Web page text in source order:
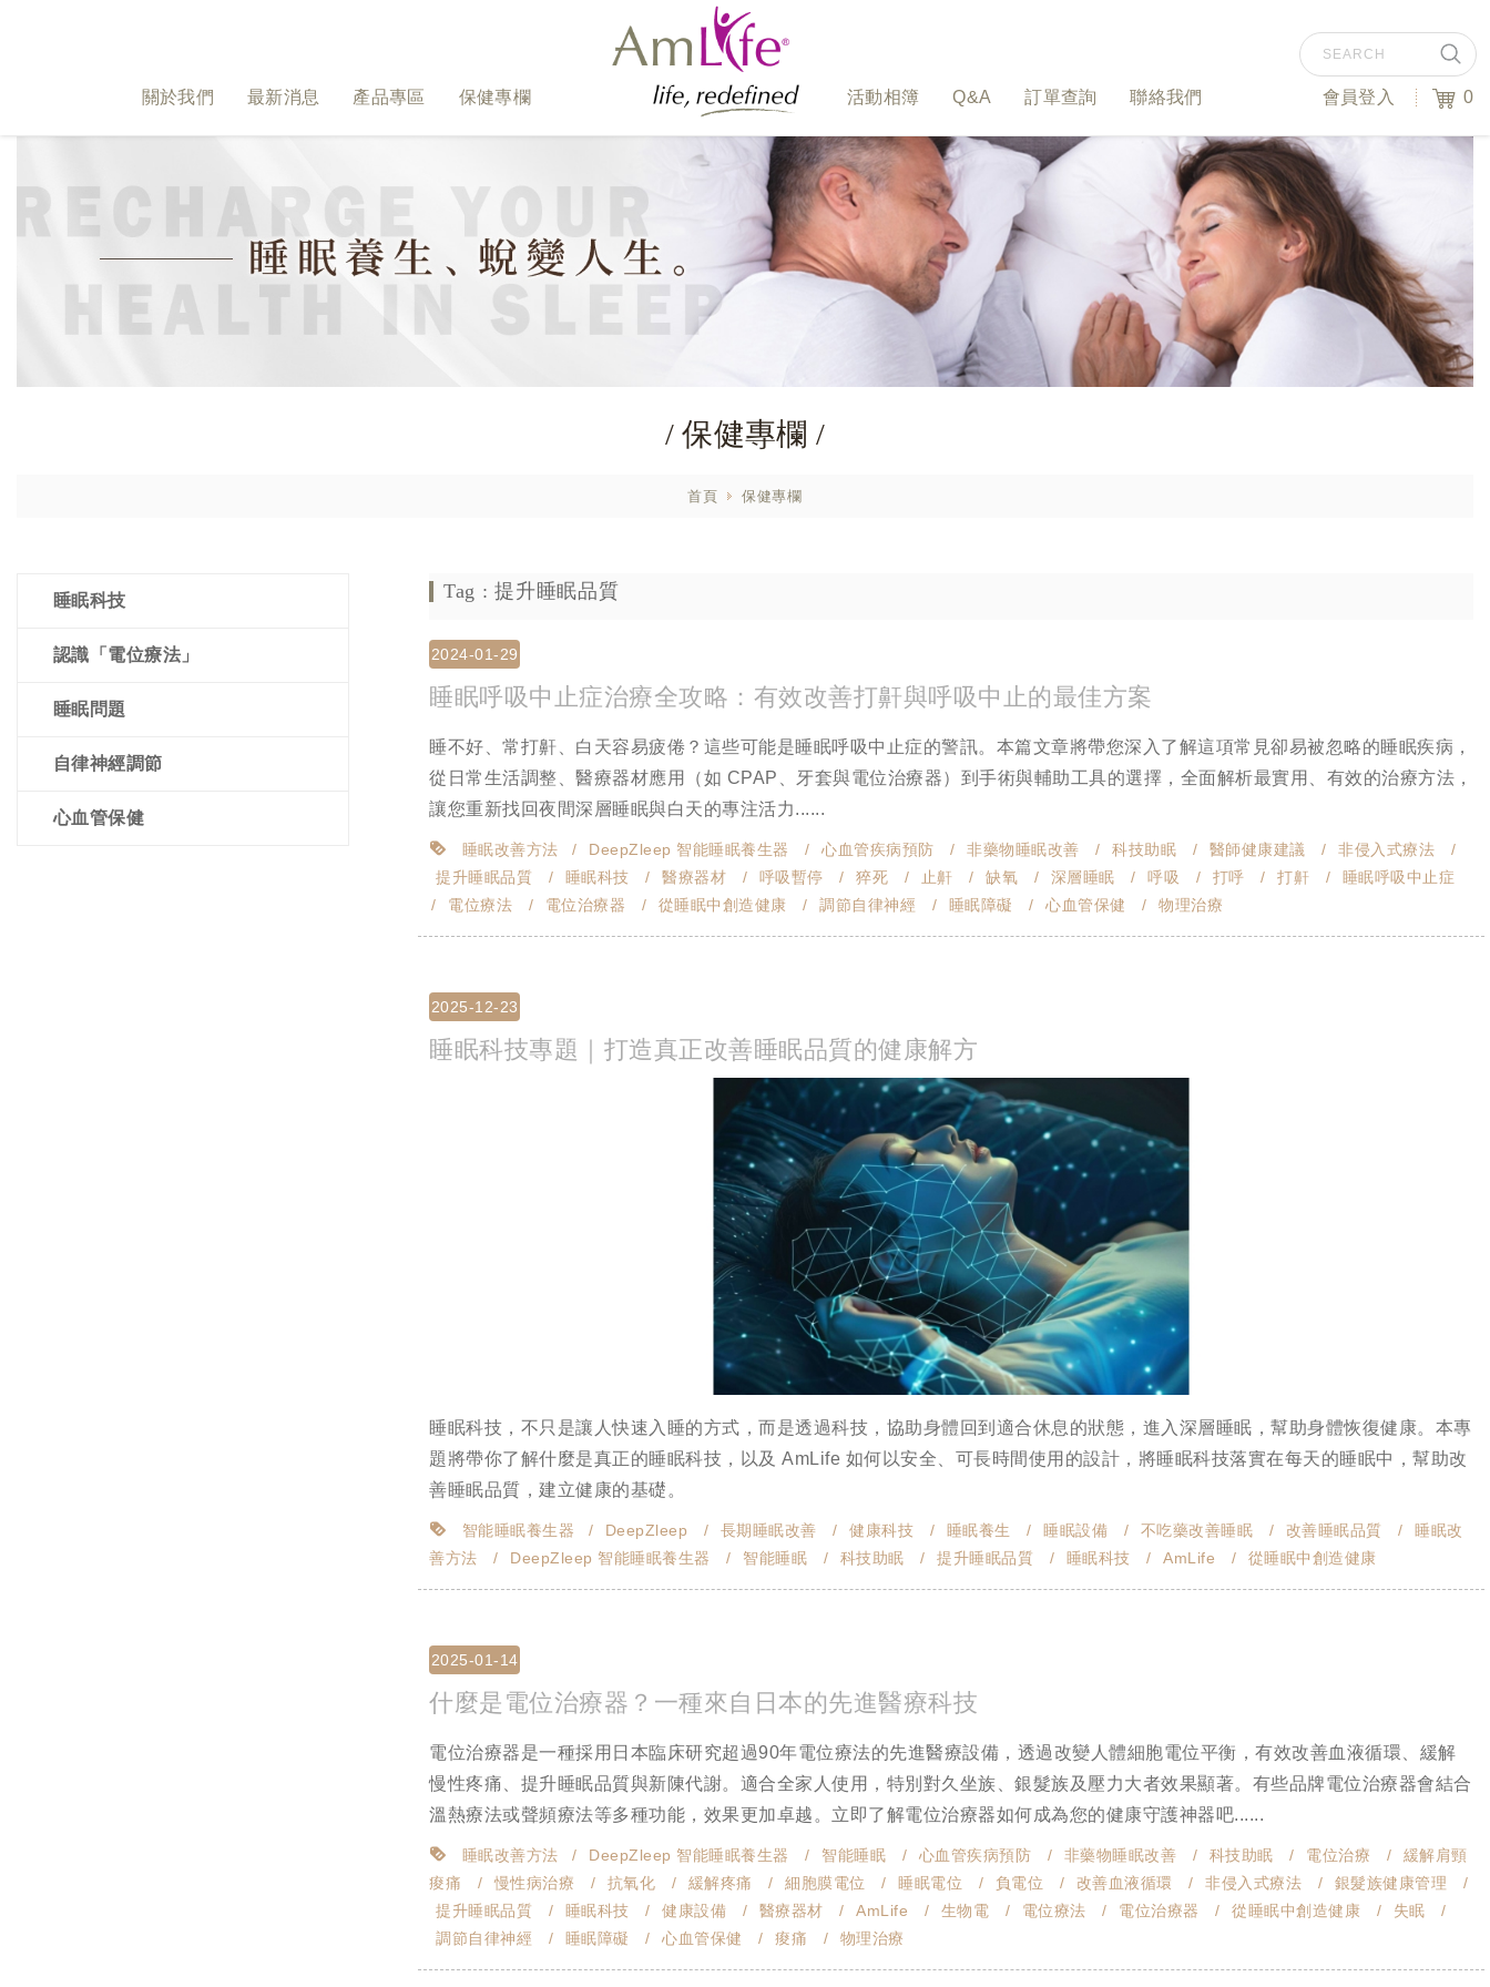
關於我們 最新消息 產品專區 保健專欄 活動相簿 Q&A 訂單查詢 聯絡我們 會員登入 0
/ 保健專欄 /
首頁 保健專欄
睡眠科技
認識「電位療法」
睡眠問題
自律神經調節
心血管保健
Tag : 提升睡眠品質
2024-01-29
睡眠呼吸中止症治療全攻略：有效改善打鼾與呼吸中止的最佳方案
睡不好、常打鼾、白天容易疲倦？這些可能是睡眠呼吸中止症的警訊。本篇文章將帶您深入了解這項常見卻易被忽略的睡眠疾病，
從日常生活調整、醫療器材應用（如 CPAP、牙套與電位治療器）到手術與輔助工具的選擇，全面解析最實用、有效的治療方法，
讓您重新找回夜間深層睡眠與白天的專注活力......
睡眠改善方法 DeepZleep 智能睡眠養生器 心血管疾病預防 非藥物睡眠改善 科技助眠 醫師健康建議
非侵入式療法
提升睡眠品質
睡眠科技 醫療器材 呼吸暫停 猝死 止鼾 缺氧 深層睡眠 呼吸 打呼 打鼾
睡眠呼吸中止症
電位療法
電位治療器 從睡眠中創造健康 調節自律神經 睡眠障礙 心血管保健 物理治療
2025-12-23
睡眠科技專題｜打造真正改善睡眠品質的健康解方
睡眠科技，不只是讓人快速入睡的方式，而是透過科技，協助身體回到適合休息的狀態，進入深層睡眠，幫助身體恢復健康。本專
題將帶你了解什麼是真正的睡眠科技，以及 AmLife 如何以安全、可長時間使用的設計，將睡眠科技落實在每天的睡眠中，幫助改
善睡眠品質，建立健康的基礎。
智能睡眠養生器 DeepZleep 長期睡眠改善 健康科技 睡眠養生 睡眠設備 不吃藥改善睡眠 改善睡眠品質
睡眠改
善方法
DeepZleep 智能睡眠養生器 智能睡眠 科技助眠 提升睡眠品質 睡眠科技 AmLife 從睡眠中創造健康
2025-01-14
什麼是電位治療器？一種來自日本的先進醫療科技
電位治療器是一種採用日本臨床研究超過90年電位療法的先進醫療設備，透過改變人體細胞電位平衡，有效改善血液循環、緩解
慢性疼痛、提升睡眠品質與新陳代謝。適合全家人使用，特別對久坐族、銀髮族及壓力大者效果顯著。有些品牌電位治療器會結合
溫熱療法或聲頻療法等多種功能，效果更加卓越。立即了解電位治療器如何成為您的健康守護神器吧......
睡眠改善方法 DeepZleep 智能睡眠養生器 智能睡眠 心血管疾病預防 非藥物睡眠改善 科技助眠 電位治療
緩解肩頸
痠痛
慢性病治療 抗氧化 緩解疼痛 細胞膜電位 睡眠電位 負電位 改善血液循環 非侵入式療法
銀髮族健康管理
提升睡眠品質
睡眠科技 健康設備 醫療器材 AmLife 生物電 電位療法 電位治療器 從睡眠中創造健康
失眠
調節自律神經
睡眠障礙 心血管保健 痠痛 物理治療